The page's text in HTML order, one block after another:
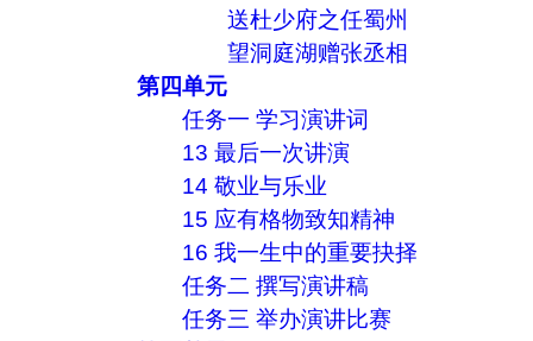
送杜少府之任蜀州
望洞庭湖赠张丞相
第四单元
任务一 学习演讲词
13 最后一次讲演
14 敬业与乐业
15 应有格物致知精神
16 我一生中的重要抉择
任务二 撰写演讲稿
任务三 举办演讲比赛